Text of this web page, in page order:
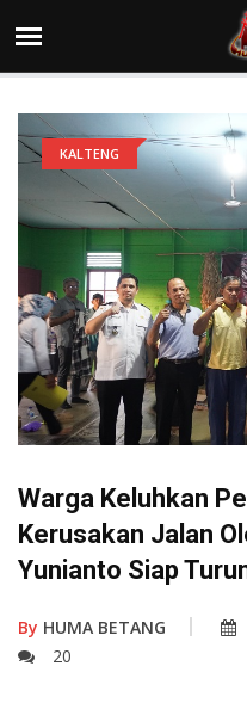
KALTENG
Warga Keluhkan
Kerusakan Jalan
Yunianto Siap
By HUMA BETANG
20